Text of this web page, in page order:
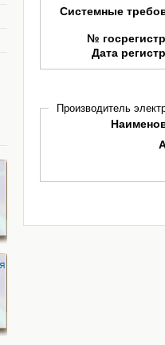
Системные
№
Дата
Производитель